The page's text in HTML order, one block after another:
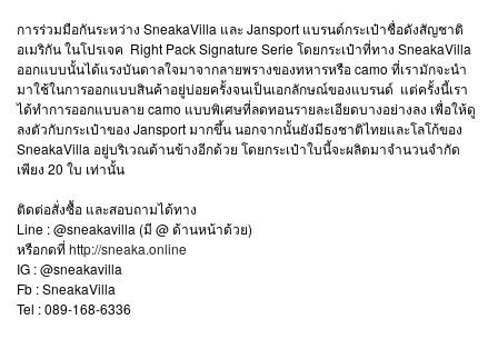
การร่วมมือกันระหว่าง SneakaVilla และ Jansport แบรนด์กระเป๋าชื่อดังสัญชาติ
อเมริกัน ในโปรเจค Right Pack Signature Serie โดยกระเป๋าที่ทาง SneakaVilla
ออกแบบนั้นได้แรงบันดาลใจมาจากลายพรางของทหารหรือ camo ที่เรามักจะนำ
มาใช้ในการออกแบบสินค้าอยู่บ่อยครั้งจนเป็นเอกลักษณ์ของแบรนด์ แต่ครั้งนี้เรา
ได้ทำการออกแบบลาย camo แบบพิเศษที่ลดทอนรายละเอียดบางอย่างลง เพื่อให้ดู
ลงตัวกับกระเป๋าของ Jansport มากขึ้น นอกจากนั้นยังมีธงชาติไทยและโลโก้ของ
SneakaVilla อยู่บริเวณด้านข้างอีกด้วย โดยกระเป๋าใบนี้จะผลิตมาจำนวนจำกัด
เพียง 20 ใบ เท่านั้น
ติดต่อสั่งซื้อ และสอบถามได้ทาง
Line : @sneakavilla (มี @ ด้านหน้าด้วย)
หรือกดที่http://sneaka.online
IG : @sneakavilla
Fb : SneakaVilla
Tel : 089-168-6336